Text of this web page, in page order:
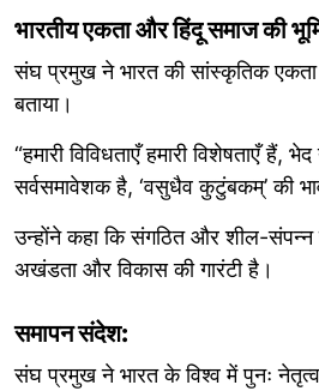
भारतीय एकता और हिंदू समाज की
संघ प्रमुख ने भारत की सांस्कृतिक एकता
बताया।
“हमारी विविधताएँ हमारी विशेषताएँ हैं,
सर्वसमावेशक है, ‘वसुधैव कुटुंबकम्’ की
उन्होंने कहा कि संगठित और शील-संपन्न
अखंडता और विकास की गारंटी है।
समापन संदेश:
संघ प्रमुख ने भारत के विश्व में पुनः नेतृत्व